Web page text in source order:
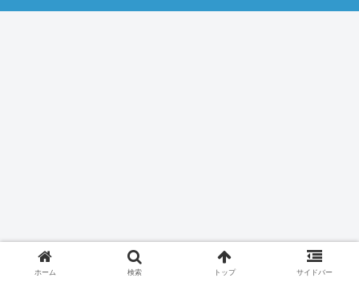
ホーム 検索 トップ サイドバー